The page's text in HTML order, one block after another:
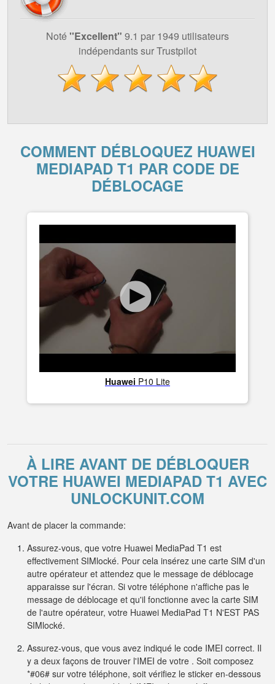
Noté ''Excellent" 9.1 par 1949 utilisateurs
indépendants sur Trustpilot
COMMENT DÉBLOQUEZ HUAWEI
MEDIAPAD T1 PAR CODE DE
DÉBLOCAGE
Huawei P10 Lite
À LIRE AVANT DE DÉBLOQUER
VOTRE HUAWEI MEDIAPAD T1 AVEC
UNLOCKUNIT.COM
Avant de placer la commande:
Assurez-vous, que votre Huawei MediaPad T1 est
effectivement SIMlocké. Pour cela insérez une carte SIM d'un
autre opérateur et attendez que le message de déblocage
apparaisse sur l'écran. Si votre téléphone n'affiche pas le
message de déblocage et qu'il fonctionne avec la carte SIM
de l'autre opérateur, votre Huawei MediaPad T1 N'EST PAS
SIMlocké.
Assurez-vous, que vous avez indiqué le code IMEI correct. Il
y a deux façons de trouver l'IMEI de votre . Soit composez
*#06# sur votre téléphone, soit vérifiez le sticker en-dessous